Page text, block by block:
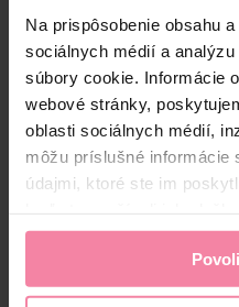
Na prispôsobenie obsahu
sociálnych médií a
súbory cookie. Informácie
webové stránky,
oblasti sociálnych médií,
môžu príslušné
údajmi, ktoré ste im
NAŠA ZNAČKA
Tip Line kozmetické
1,59